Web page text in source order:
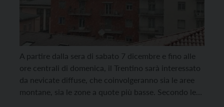
A partire dalla sera di sabato 7 dicembre e fino alle
ore centrali di domenica, il Trentino sarà interessato
da nevicate diffuse, che coinvolgeranno sia le aree
montane, sia le zone a quote più basse. Secondo le